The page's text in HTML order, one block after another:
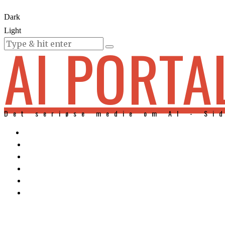
Dark
Light
KURSER
AI
Det seriøse medie om AI -